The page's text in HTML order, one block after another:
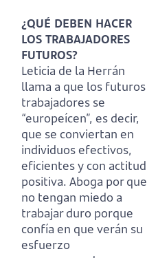
¿QUÉ DEBEN HACER
LOS TRABAJADORES
FUTUROS?
Leticia de la Herrán
llama a que los futuros
trabajadores se
“europeícen”, es decir,
que se conviertan en
individuos efectivos,
eficientes y con actitud
positiva. Aboga por que
no tengan miedo a
trabajar duro porque
confía en que verán su
esfuerzo